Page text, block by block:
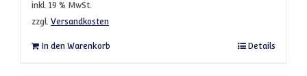
inkl. 19 % MwSt.
zzgl. Versandkosten
In den Warenkorb Details